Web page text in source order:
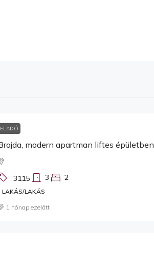
ELADÓ
modern apartman liftes épületben
3115 3 2
LAKÁS/LAKÁS
1 hónap ezelőtt